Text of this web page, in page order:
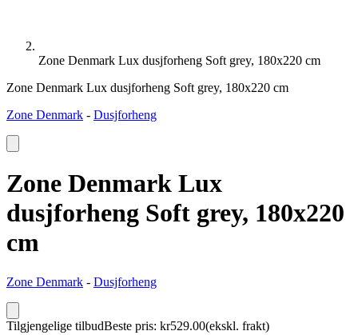
Zone Denmark Lux dusjforheng Soft grey, 180x220 cm
Zone Denmark Lux dusjforheng Soft grey, 180x220 cm
Zone Denmark - Dusjforheng
Zone Denmark Lux
dusjforheng Soft grey, 180x220
cm
Zone Denmark - Dusjforheng
Tilgjengelige tilbudBeste pris: kr529.00(ekskl. frakt)